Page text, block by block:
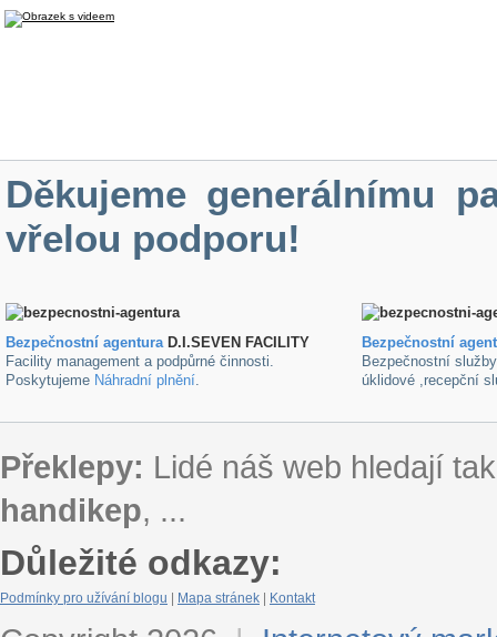
Děkujeme generálnímu
vřelou podporu!
Bezpečnostní agenturaD.I.SEVEN FACILITY
Facility management a podpůrné činnosti.
Poskytujeme Náhradní plnění.
Bezpečnostní
Bezpečnostní
úklidové ,recepční
Překlepy: Lidé náš web hledají
handikep, ...
Důležité odkazy:
Podmínky pro užívání blogu Mapa stránek Kontakt